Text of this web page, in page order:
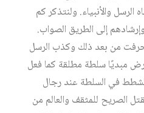
الرسل والأنبياء. ولنتذكر كم
إلى الطريق الصواب.
من بعد ذلك وكذب الرسل
مبديًا سلطة مطلقة كما فعل
في السلطة عند رجال
الصريح للمثقف والعالم من